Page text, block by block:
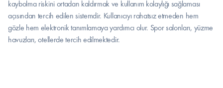
kaybolma riskini ortadan kaldırmak ve kullanım kolaylığı sağlaması
açısından tercih edilen sistemdir. Kullanıcıyı rahatsız etmeden hem
gözle hem elektronik tanımlamaya yardımcı olur. Spor salonları, yüzme
havuzları, otellerde tercih edilmektedir.